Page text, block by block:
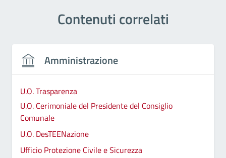
Contenuti correlati
Amministrazione
U.O. Trasparenza
U.O. Cerimoniale del Presidente del Consiglio
Comunale
U.O. DesTEENazione
Ufficio Protezione Civile e Sicurezza